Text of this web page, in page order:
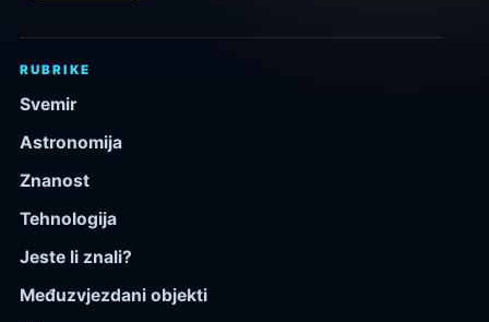
RUBRIKE
Svemir
Astronomija
Znanost
Tehnologija
Jeste li znali?
Međuzvjezdani objekti